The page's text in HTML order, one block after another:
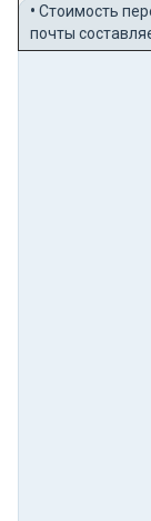
• Стоимость
почты